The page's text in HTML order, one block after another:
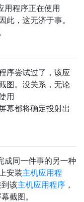
用程序正在使用
此，这无济于事。
序尝试过了，该应
图。没关系，无论
用
幕都将确定投射出
成同一件事的另一种
安装主机应用程
到该主机应用程序 ，
截图。